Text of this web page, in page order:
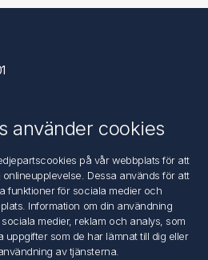
använder cookies
på vår webbplats för att
Dessa används för att
funktioner för sociala medier och
Information om din användning
medier, reklam och analys, som
som de har lämnat till dig eller
av tjänsterna.